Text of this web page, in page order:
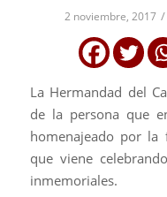
2 noviembre, 2017 /
La Hermandad del
de la persona que
homenajeado por
que viene
inmemoriales.